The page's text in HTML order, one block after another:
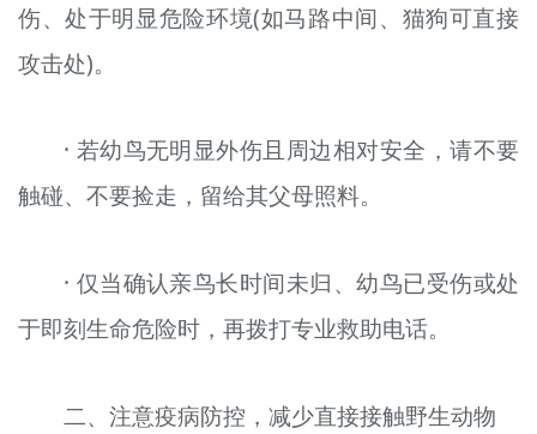
伤、处于明显危险环境(如马路中间、猫狗可直接
攻击处)。
· 若幼鸟无明显外伤且周边相对安全，请不要
触碰、不要捡走，留给其父母照料。
· 仅当确认亲鸟长时间未归、幼鸟已受伤或处
于即刻生命危险时，再拨打专业救助电话。
二、注意疫病防控，减少直接接触野生动物